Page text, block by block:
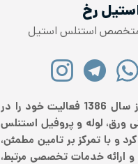
رخ
استنلس استیل
استیل رخ از سال 1386 فعالیت خود را در
ورق، لوله و پروفیل استنلس
و با تمرکز بر تامین مطمئن،
و ارائه خدمات تخصصی مرتبط،